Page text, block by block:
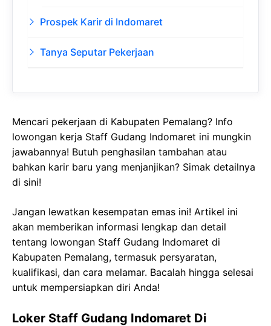
Prospek Karir di Indomaret
Tanya Seputar Pekerjaan
Mencari pekerjaan di Kabupaten Pemalang? Info
lowongan kerja Staff Gudang Indomaret ini mungkin
jawabannya! Butuh penghasilan tambahan atau
bahkan karir baru yang menjanjikan? Simak detailnya
di sini!
Jangan lewatkan kesempatan emas ini! Artikel ini
akan memberikan informasi lengkap dan detail
tentang lowongan Staff Gudang Indomaret di
Kabupaten Pemalang, termasuk persyaratan,
kualifikasi, dan cara melamar. Bacalah hingga selesai
untuk mempersiapkan diri Anda!
Loker Staff Gudang Indomaret Di